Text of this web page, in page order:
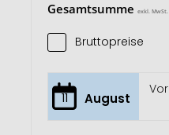
Gesamtsumme exkl. MwSt.
Bruttopreise
11 August